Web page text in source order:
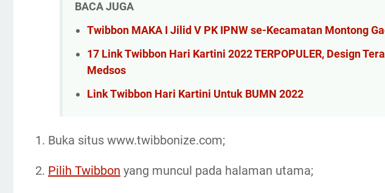
BACA JUGA
Twibbon MAKA I Jilid V PK IPNW se-Kecamatan Montong
17 Link Twibbon Hari Kartini 2022 TERPOPULER, Design
Medsos
Link Twibbon Hari Kartini Untuk BUMN 2022
1. Buka situs www.twibbonize.com;
2. Pilih Twibbon yang muncul pada halaman utama;